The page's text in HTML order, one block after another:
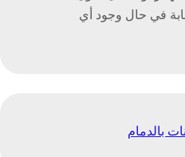
في حال وجود أي
بالدمام